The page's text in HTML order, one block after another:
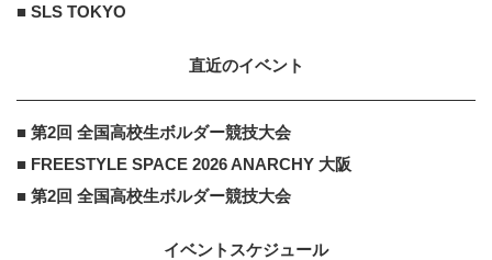
■ SLS TOKYO
直近のイベント
■ 第2回 全国高校生ボルダー競技大会
■ FREESTYLE SPACE 2026 ANARCHY 大阪
■ 第2回 全国高校生ボルダー競技大会
イベントスケジュール